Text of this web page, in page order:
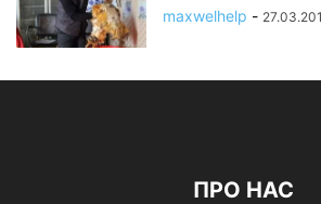
maxwelhelp -
ПРО НАС